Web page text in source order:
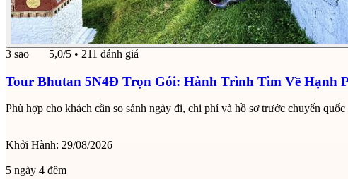
3 sao 5,0/5 • 211 đánh giá
Tour Bhutan 5N4Đ Trọn Gói: Hành Trình Tìm Về Hạnh
Phù hợp cho khách cần so sánh ngày đi, chi phí và hồ sơ trước chuyến
Khởi Hành: 29/08/2026
5 ngày 4 đêm